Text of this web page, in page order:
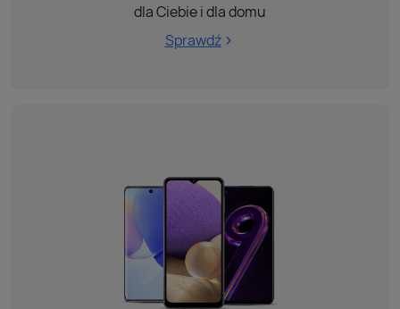
dla Ciebie i dla domu
Sprawdź